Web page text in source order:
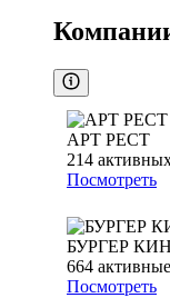
АРТ РЕСТ
214
Посмотреть
БУРГЕР
664
Посмотреть